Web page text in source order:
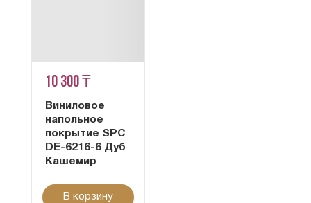
10 300 ₸
Виниловое
напольное
покрытие SPC
DE-6216-6 Дуб
Кашемир
В корзину